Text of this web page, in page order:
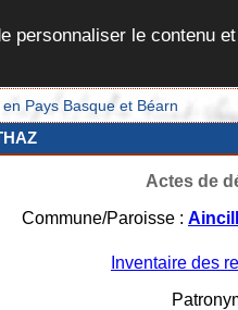
le contenu
Pays Basque et Béarn
Actes de
Commune/Paroisse :
Inventaire des